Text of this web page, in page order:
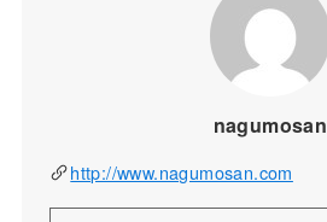
nagumosan
http://www.nagumosan.com